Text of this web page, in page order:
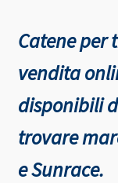
Catene per
vendita
disponibili
trovare
e Sunrace.